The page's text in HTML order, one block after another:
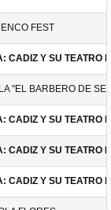
FEST
CADIZ Y SU TEATRO
"EL BARBERO DE
CADIZ Y SU TEATRO
CADIZ Y SU TEATRO
CADIZ Y SU TEATRO